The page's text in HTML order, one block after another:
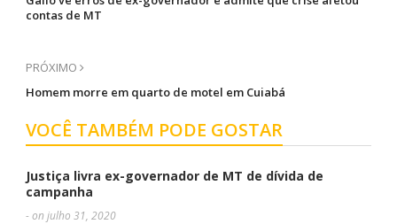
contas de MT
PRÓXIMO
Homem morre em quarto de motel em Cuiabá
VOCÊ TAMBÉM PODE GOSTAR
Justiça livra ex-governador de MT de dívida de
campanha
- on julho 31, 2020